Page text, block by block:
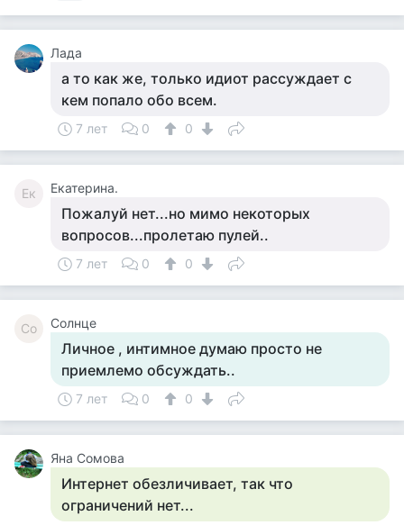
Лада
а то как же, только идиот рассуждает с
кем попало обо всем.
7 лет 0 0
Ек Екатерина.
Пожалуй нет...но мимо некоторых
вопросов...пролетаю пулей..
7 лет 0 0
Со Солнце
Личное , интимное думаю просто не
приемлемо обсуждать..
7 лет 0 0
Яна Сомова
Интернет обезличивает, так что
ограничений нет...